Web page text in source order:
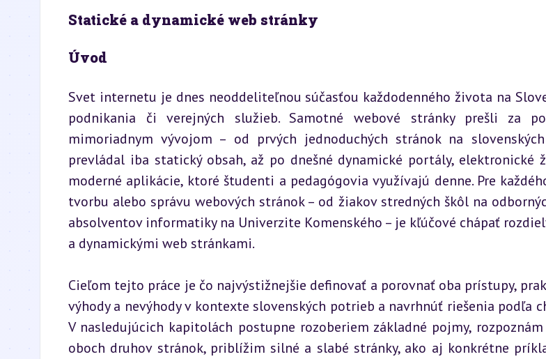
Statické a dynamické web stránky
Úvod
Svet internetu je dnes neoddeliteľnou súčasťou každodenného života na
podnikania či verejných služieb. Samotné webové stránky prešli za
mimoriadnym vývojom – od prvých jednoduchých stránok na
prevládal iba statický obsah, až po dnešné dynamické portály, elektronické
moderné aplikácie, ktoré študenti a pedagógovia využívajú denne. Pre
tvorbu alebo správu webových stránok – od žiakov stredných škôl na
absolventov informatiky na Univerzite Komenského – je kľúčové chápať
a dynamickými web stránkami.
Cieľom tejto práce je čo najvýstižnejšie definovať a porovnať oba prístupy,
výhody a nevýhody v kontexte slovenských potrieb a navrhnúť riešenia podľa
V nasledujúcich kapitolách postupne rozoberiem základné pojmy,
oboch druhov stránok, priblížim silné a slabé stránky, ako aj konkrétne